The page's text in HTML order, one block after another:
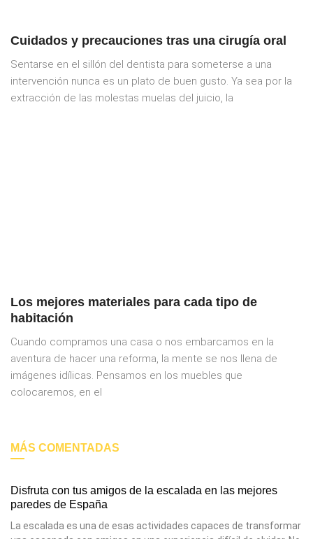
Cuidados y precauciones tras una cirugía oral
Sentarse en el sillón del dentista para someterse a una
intervención nunca es un plato de buen gusto. Ya sea por la
extracción de las molestas muelas del juicio, la
Los mejores materiales para cada tipo de
habitación
Cuando compramos una casa o nos embarcamos en la
aventura de hacer una reforma, la mente se nos llena de
imágenes idílicas. Pensamos en los muebles que
colocaremos, en el
MÁS COMENTADAS
Disfruta con tus amigos de la escalada en las mejores
paredes de España
La escalada es una de esas actividades capaces de transformar